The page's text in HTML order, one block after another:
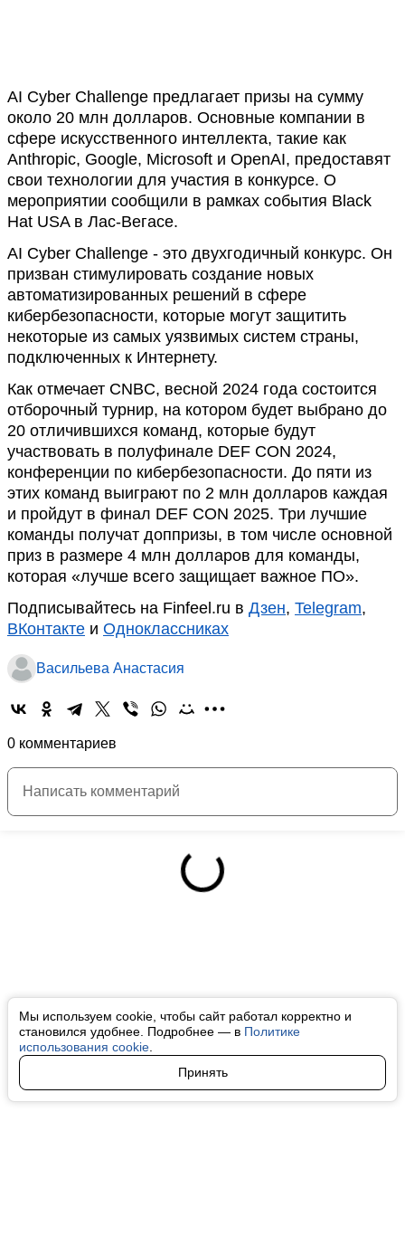
Мы используем cookie, чтобы сайт работал корректно и
становился удобнее. Подробнее — в Политике
использования cookie
Принять
AI Cyber Challenge предлагает призы на сумму
около 20 млн долларов. Основные компании в
сфере искусственного интеллекта, такие как
Anthropic, Google, Microsoft и OpenAI, предоставят
свои технологии для участия в конкурсе. О
мероприятии сообщили в рамках события Black
Hat USA в Лас-Вегасе.
AI Cyber Challenge - это двухгодичный конкурс. Он
призван стимулировать создание новых
автоматизированных решений в сфере
кибербезопасности, которые могут защитить
некоторые из самых уязвимых систем страны,
подключенных к Интернету.
Как отмечает CNBC, весной 2024 года состоится
отборочный турнир, на котором будет выбрано до
20 отличившихся команд, которые будут
участвовать в полуфинале DEF CON 2024,
конференции по кибербезопасности. До пяти из
этих команд выиграют по 2 млн долларов каждая
и пройдут в финал DEF CON 2025. Три лучшие
команды получат доппризы, в том числе основной
приз в размере 4 млн долларов для команды,
которая «лучше всего защищает важное ПО».
Подписывайтесь на Finfeel.ru в Дзен, Telegram,
ВКонтакте и Одноклассниках
Васильева Анастасия
0 комментариев